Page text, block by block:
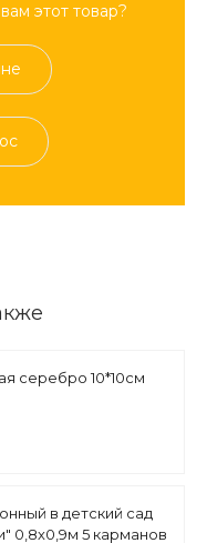
этот товар?
серебро 10*10см
в детский сад
0,8х0,9м 5 карманов